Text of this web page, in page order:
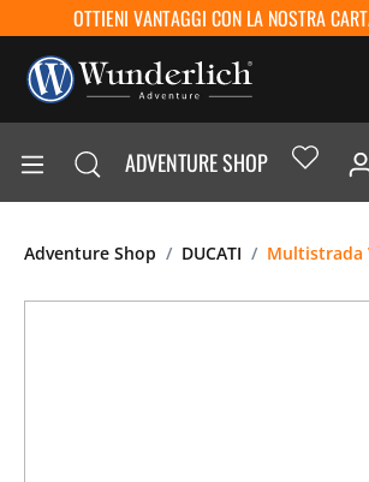
OTTIENI VANTAGGI CON LA NOSTRA
ADVENTURE SHOP
Adventure Shop DUCATI Multistrada